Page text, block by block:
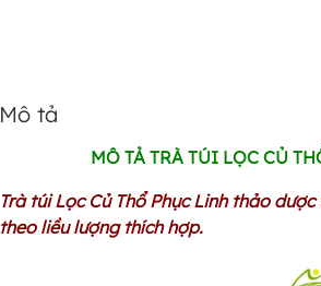
Mô tả
MÔ TẢ TRÀ TÚI LỌC CỦ
Trà túi Lọc Củ Thổ Phục Linhthảo dược
theo liều lượng thích hợp.